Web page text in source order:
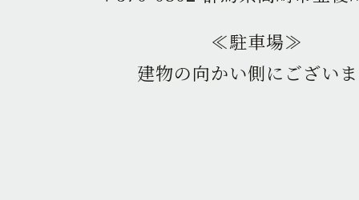
≪駐車場≫
建物の向かい側にござい